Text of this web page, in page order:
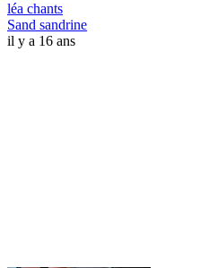
léa chants
Sand sandrine
il y a 16 ans